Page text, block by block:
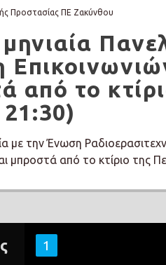
Προστασίας ΠΕ Ζακύνθου
από το
με την Ένωση
μπροστά από το κτίριο της
1